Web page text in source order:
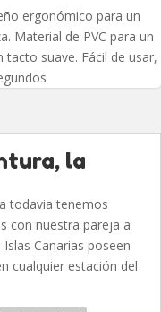
ergonómico para un
Material de PVC para un
suave. Fácil de usar,
la
todavia tenemos
con nuestra pareja a
Canarias poseen
cualquier estación del